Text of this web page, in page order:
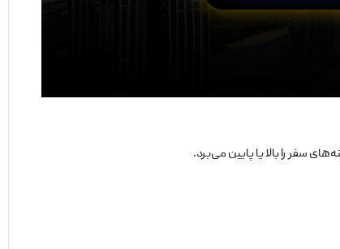
سفر را بالا یا پایین می‌برد.